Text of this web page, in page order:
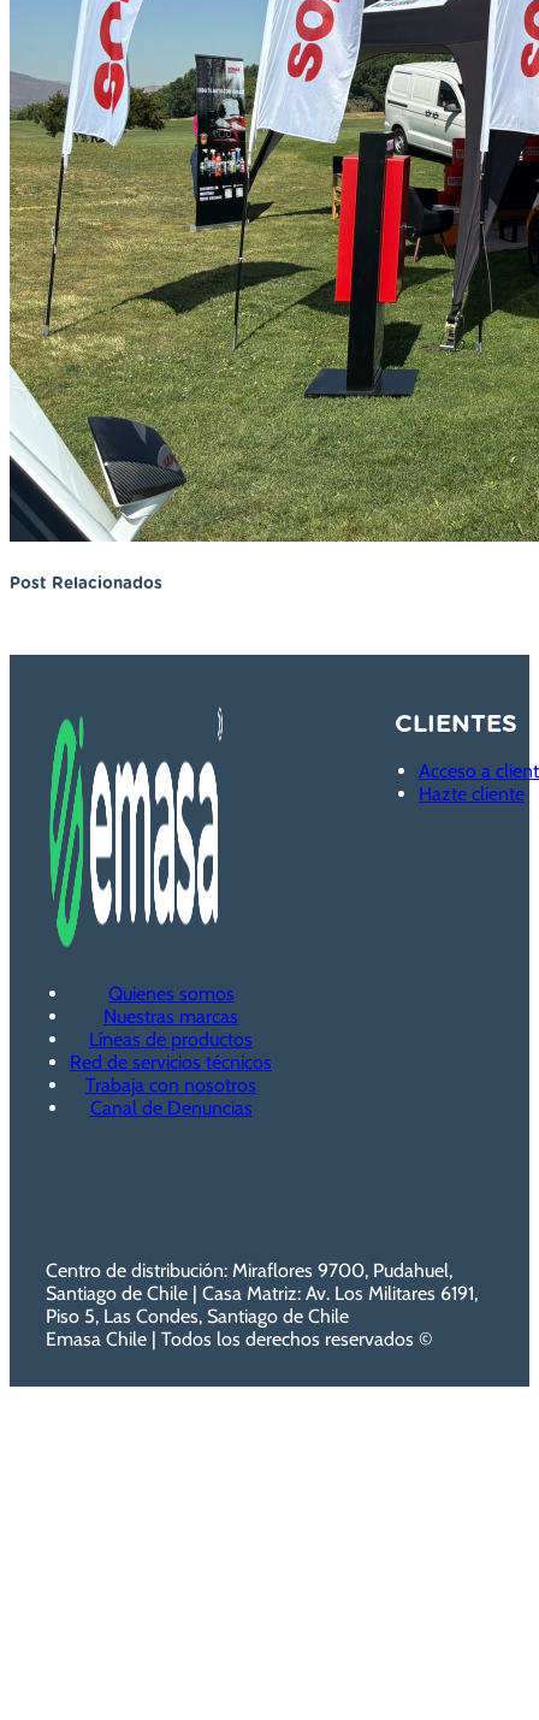
Post Relacionados
Quienes somos
Nuestras marcas
Líneas de productos
Red de servicios técnicos
Trabaja con nosotros
Canal de Denuncias
CLIENTES
Acceso a
Hazte cliente
Centro de distribución: Miraflores 9700, Pudahuel,
Santiago de Chile | Casa Matriz: Av. Los Militares 6191,
Piso 5, Las Condes, Santiago de Chile
Emasa Chile | Todos los derechos reservados ©